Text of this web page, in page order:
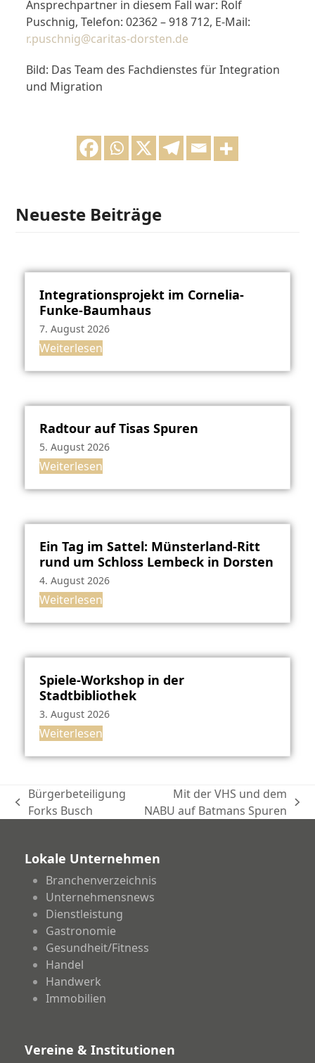
Ansprechpartner in diesem Fall war: Rolf
Puschnig, Telefon: 02362 – 918 712, E-Mail:
r.puschnig@caritas-dorsten.de
Bild: Das Team des Fachdienstes für Integration
und Migration
Neueste Beiträge
Integrationsprojekt im Cornelia-
Funke-Baumhaus
7. August 2026
Weiterlesen
Radtour auf Tisas Spuren
5. August 2026
Weiterlesen
Ein Tag im Sattel: Münsterland-Ritt
rund um Schloss Lembeck in Dorsten
4. August 2026
Weiterlesen
Spiele-Workshop in der
Stadtbibliothek
3. August 2026
Weiterlesen
vorheriger
Bürgerbeteiligung
Forks Busch
Nächster
Mit der VHS und dem
NABU auf Batmans Spuren
Lokale Unternehmen
Branchenverzeichnis
Unternehmensnews
Dienstleistung
Gastronomie
Gesundheit/Fitness
Handel
Handwerk
Immobilien
Vereine & Institutionen